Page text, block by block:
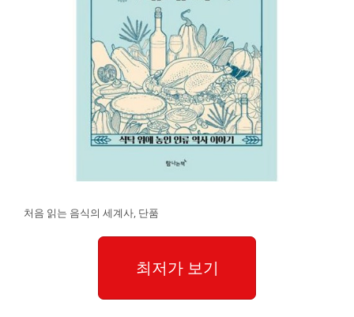
처음 읽는 음식의 세계사, 단품
최저가 보기